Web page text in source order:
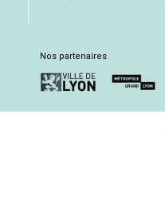
Nos partenaires